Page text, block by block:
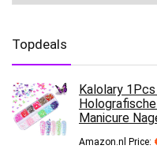
Topdeals
Kalolary
Manicure
Amazon.nl Price: